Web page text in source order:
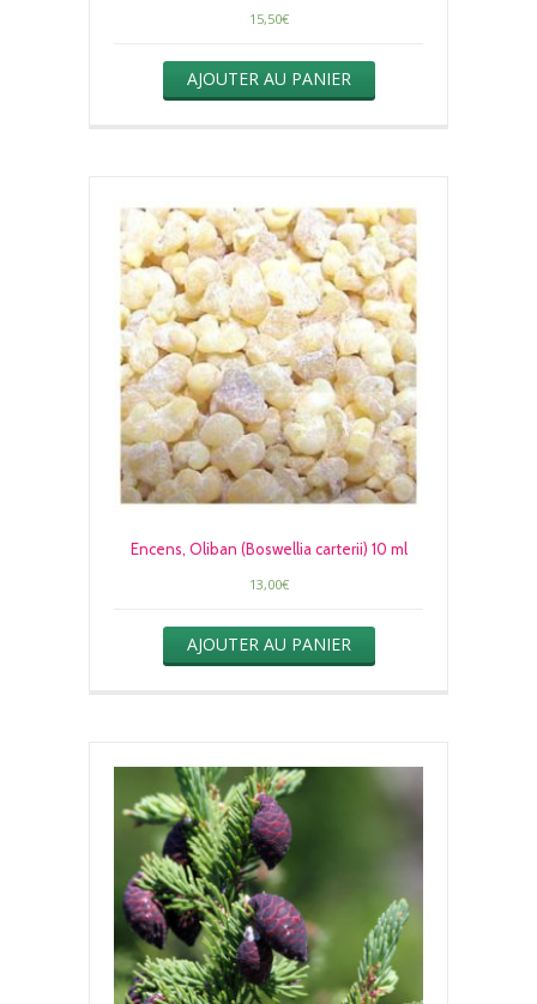
15,50€
AJOUTER AU PANIER
Encens, Oliban (Boswellia carterii) 10 ml
13,00€
AJOUTER AU PANIER